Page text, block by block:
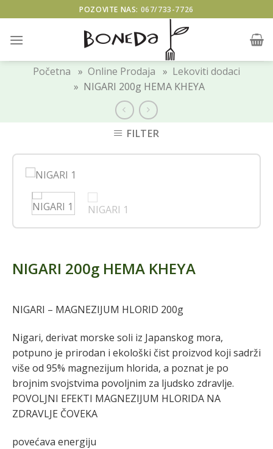
to
content
POZOVITE NAS: 067/733-7726
Početna » Online Prodaja » Lekoviti dodaci
» NIGARI 200g HEMA KHEYA
FILTER
NIGARI 200g HEMA KHEYA
NIGARI – MAGNEZIJUM HLORID 200g
Nigari, derivat morske soli iz Japanskog mora,
potpuno je prirodan i ekološki čist proizvod koji sadrži
više od 95% magnezijum hlorida, a poznat je po
brojnim svojstvima povoljnim za ljudsko zdravlje.
POVOLJNI EFEKTI MAGNEZIJUM HLORIDA NA
ZDRAVLJE ČOVEKA
povećava energiju